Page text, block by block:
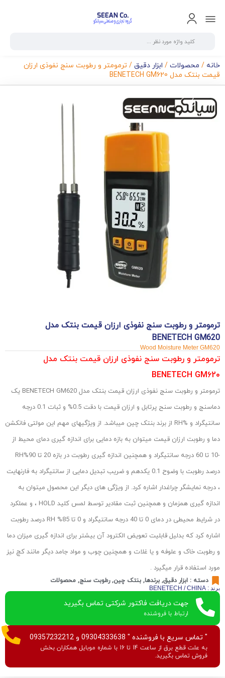
خانه / محصولات / ابزار دقیق / ترمومتر و رطوبت سنج نفوذی ارزان
قیمت بنتک مدل BENETECH GM620
ترمومتر و رطوبت سنج نفوذی ارزان قیمت بنتک مدل
BENETECH GM620
Wood Moisture Meter GM620
ترمومتر و رطوبت سنج نفوذی ارزان قیمت بنتک مدل
BENETECH GM620
ترمومتر و رطوبت سنج نفوذی ارزان قیمت بنتک مدل BENETECH GM620 یک
دماسنج و رطوبت سنح پرتابل و ارزان قیمت با دقت 0.5% و ثبات 0.1 درجه
سانتیگراد و %RH از برند بنتک چین میباشد. از ویژگیهای مهم این مولتی فانکشن
دما و رطوبت ارزان قیمت میتوان به بازه دمایی برای اندازه گیری دمای محیط از
-10 تا 60 درجه سانتیگراد و همچنین اندازه گیری رطوبت در بازه 20 تا 90%RH
درصد رطوبت با وضوح 0.1 یکدهم و ضریب تبدیل دمایی از سانتیگراد به فارنهایت
، درجه نمایشگر چراغدار اشاره کرد. از ویژگی های دیگر این محصول میتوان به
اندازه گیری همزمان و همچنین ثبت مقادیر توسط لمس کلید HOLD ، و عملکرد
در شرایط محیطی در دمای 0 تا 40 درجه سانتیگراد و 0 تا 85% RH درصد رطوبت
اشاره کرد که بدلیل قابلیت تعویض الکترود آن بیشتر برای اندازه گیری میزان دما
و رطوبت خاک و علوفه و یا غلات و همچنین چوب و مواد جامد دیگر مانند کچ نیز
مورد استفاده قرار میگیرد .
دسته : ابزار دقیق, برندها, بنتک چین,رطوبت سنج, محصولات
برند : BENETECH / CHINA
جهت دریافت فاکتور شرکتی تماس بگیرید
ارتباط با فروشنده
" تماس سریع با فروشنده " 09304333638 و 09357232212
به علت قطع برق از ساعت 14 تا 16 با شماره موبایل همکاران بخش
فروش تماس بگیرید.